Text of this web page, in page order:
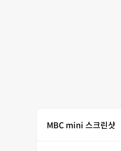
MBC mini 스크린샷